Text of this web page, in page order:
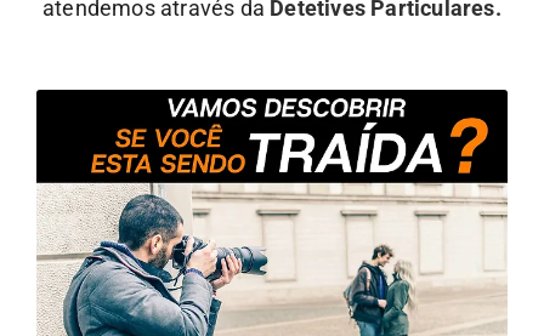
atendemos através da Detetives Particulares.